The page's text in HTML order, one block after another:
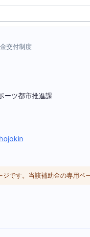
交付制度
ーツ都市推進課
です。当該補助金の専用ペ